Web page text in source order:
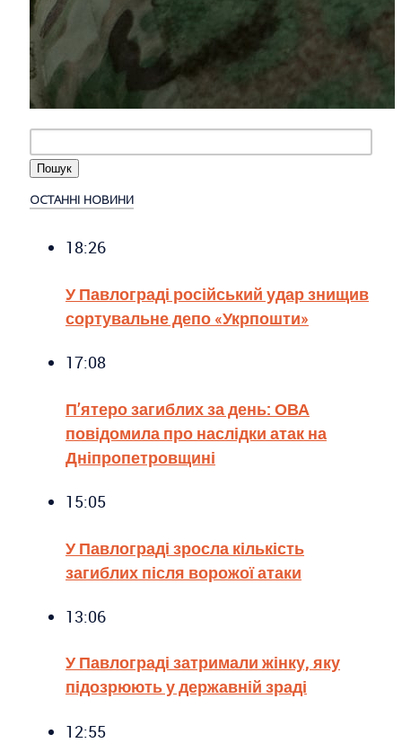
ОСТАННІ НОВИНИ
18:26
У Павлограді російський удар знищив
сортувальне депо «Укрпошти»
17:08
П’ятеро загиблих за день: ОВА
повідомила про наслідки атак на
Дніпропетровщині
15:05
У Павлограді зросла кількість
загиблих після ворожої атаки
13:06
У Павлограді затримали жінку, яку
підозрюють у державній зраді
12:55